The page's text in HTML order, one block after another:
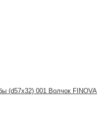
(d57x32) 001 Волчок FINOVA